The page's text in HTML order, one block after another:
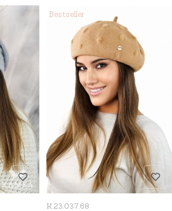
Bestseller
Kod produktu
K.23.037.68